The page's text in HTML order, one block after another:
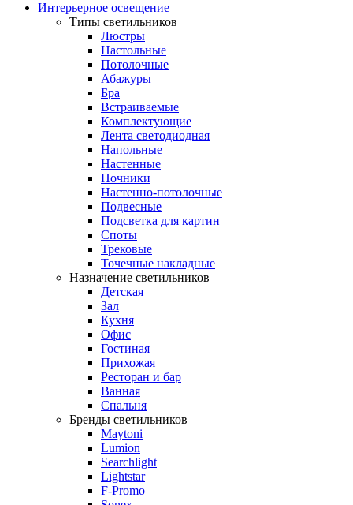
Интерьерное освещение
Типы светильников
Люстры
Настольные
Потолочные
Абажуры
Бра
Встраиваемые
Комплектующие
Лента светодиодная
Напольные
Настенные
Ночники
Настенно-потолочные
Подвесные
Подсветка для картин
Споты
Трековые
Точечные накладные
Назначение светильников
Детская
Зал
Кухня
Офис
Гостиная
Прихожая
Ресторан и бар
Ванная
Спальня
Бренды светильников
Maytoni
Lumion
Searchlight
Lightstar
F-Promo